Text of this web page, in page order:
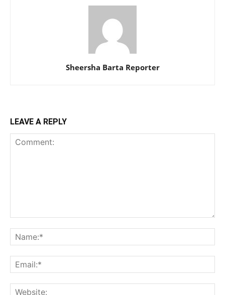
Sheersha Barta Reporter
LEAVE A REPLY